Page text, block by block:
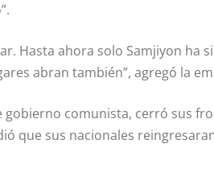
Hasta ahora solo Samjiyon ha
abran también”, agregó la
comunista, cerró sus
que sus nacionales